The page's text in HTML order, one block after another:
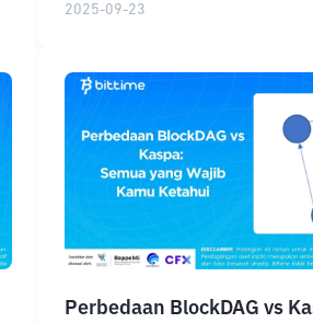
2025-09-23
Perbedaan BlockDAG vs